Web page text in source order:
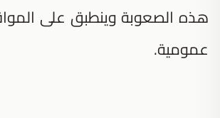
هذه الصعوبة وينطبق على
عمومية.